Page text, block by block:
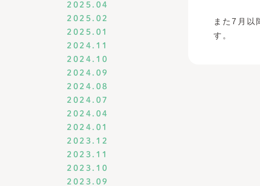
2025.04
2025.02
2025.01
2024.11
2024.10
2024.09
2024.08
2024.07
2024.04
2024.01
2023.12
2023.11
2023.10
2023.09
また7月以
す。